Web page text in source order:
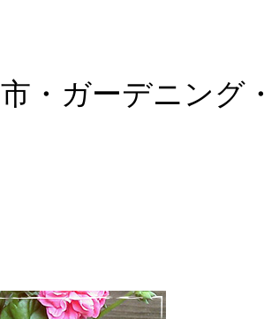
・ガーデニング・